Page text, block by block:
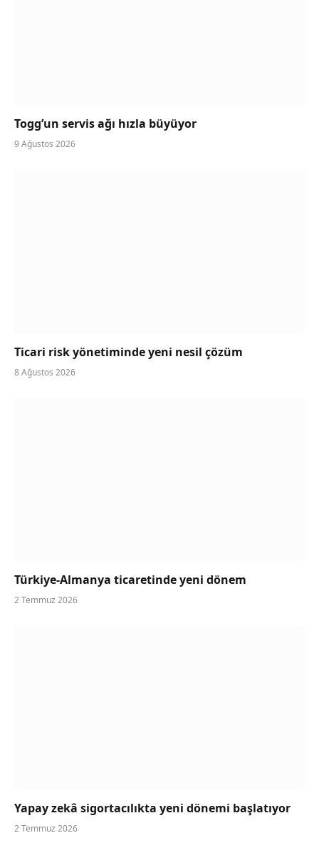
Togg’un servis ağı hızla büyüyor
9 Ağustos 2026
Ticari risk yönetiminde yeni nesil çözüm
8 Ağustos 2026
Türkiye-Almanya ticaretinde yeni dönem
2 Temmuz 2026
Yapay zekâ sigortacılıkta yeni dönemi başlatıyor
2 Temmuz 2026